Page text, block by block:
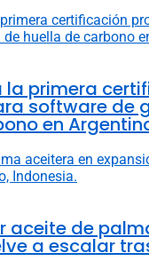
la primera
software de
en
aceite de
a escalar